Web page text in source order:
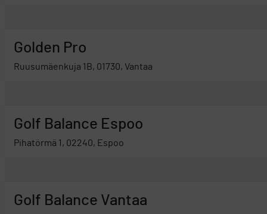
Golden Pro
Ruusumäenkuja 1B, 01730, Vantaa
Golf Balance Espoo
Pihatörmä 1, 02240, Espoo
Golf Balance Vantaa